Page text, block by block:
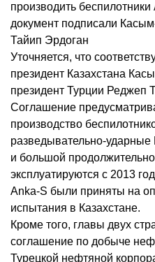
производить
документ подписали
Тайип Эрдоган
Уточняется, что
президент Казахстана
президент Турции Реджеп
Соглашение
производство
разведывательно-
и большой
эксплуатируются с 2013
Anka-S были приняты на
испытания в Казахстане.
Кроме того, главы двух
соглашение по добыче
Турецкой нефтяной